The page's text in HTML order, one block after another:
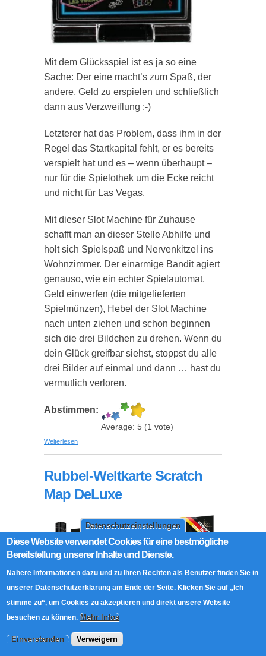
Datenschutzeinstellungen
Diese Website verwendet Cookies für eine bestmögliche
Bereitstellung unserer Inhalte und Dienste.
Nähere Informationen dazu und zu Ihren Rechten als Benutzer finden Sie in
unserer Datenschutzerklärung am Ende der Seite. Klicken Sie auf „Ich
stimme zu“, um Cookies zu akzeptieren und direkt unsere Website
besuchen zu können. Mehr Infos
Einverstanden Verweigern
Mit dem Glücksspiel ist es ja so eine
Sache: Der eine macht’s zum Spaß, der
andere, Geld zu erspielen und schließlich
dann aus Verzweiflung :-)
Letzterer hat das Problem, dass ihm in der
Regel das Startkapital fehlt, er es bereits
verspielt hat und es – wenn überhaupt –
nur für die Spielothek um die Ecke reicht
und nicht für Las Vegas.
Mit dieser Slot Machine für Zuhause
schafft man an dieser Stelle Abhilfe und
holt sich Spielspaß und Nervenkitzel ins
Wohnzimmer. Der einarmige Bandit agiert
genauso, wie ein echter Spielautomat.
Geld einwerfen (die mitgelieferten
Spielmünzen), Hebel der Slot Machine
nach unten ziehen und schon beginnen
sich die drei Bildchen zu drehen. Wenn du
dein Glück greifbar siehst, stoppst du alle
drei Bilder auf einmal und dann … hast du
vermutlich verloren.
Abstimmen:
Average: 5 (1 vote)
Weiterlesen über Slot Machine - Einarmiger Bandit
Rubbel-Weltkarte Scratch
Map DeLuxe